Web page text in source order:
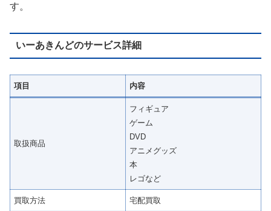
す。
いーあきんどのサービス詳細
項目 内容
取扱商品
フィギュア
ゲーム
DVD
アニメグッズ
本
レゴなど
買取方法 宅配買取